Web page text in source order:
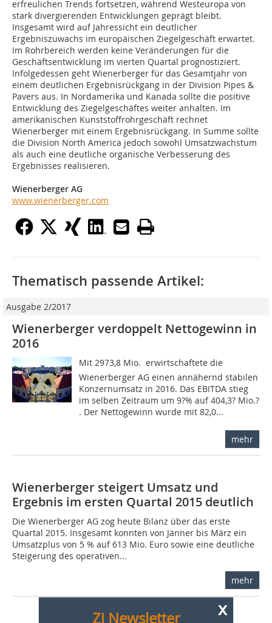
erfreulichen Trends fortsetzen, während Westeuropa von
stark divergierenden Entwicklungen geprägt bleibt.
Insgesamt wird auf Jahressicht ein deutlicher
Ergebniszuwachs im europäischen Ziegelgeschäft erwartet.
Im Rohrbereich werden keine Veränderungen für die
Geschäftsentwicklung im vierten Quartal prognostiziert.
Infolgedessen geht Wienerberger für das Gesamtjahr von
einem deutlichen Ergebnisrückgang in der Division Pipes &
Pavers aus. In Nordamerika und Kanada sollte die positive
Entwicklung des Ziegelgeschäftes weiter anhalten. Im
amerikanischen Kunststoffrohrgeschäft rechnet
Wienerberger mit einem Ergebnisrückgang. In Summe sollte
die Division North America jedoch sowohl Umsatzwachstum
als auch eine deutliche organische Verbesserung des
Ergebnisses realisieren.
Wienerberger AG
www.wienerberger.com
x
Zi Newsletter
Thematisch passende Artikel:
Ausgabe 2/2017
Wienerberger verdoppelt Nettogewinn in
2016
Mit 2973,8 Mio.  erwirtschaftete die
Wienerberger AG einen annähernd stabilen
Konzernumsatz in 2016. Das EBITDA stieg
im selben Zeitraum um 9?% auf 404,3? Mio.?
. Der Nettogewinn wurde mit 82,0...
mehr
Wienerberger steigert Umsatz und
Ergebnis im ersten Quartal 2015 deutlich
Die Wienerberger AG zog heute Bilanz über das erste
Quartal 2015. Insgesamt konnten von Jänner bis März ein
Umsatzplus von 5 % auf 613 Mio. Euro sowie eine deutliche
Steigerung des operativen...
mehr